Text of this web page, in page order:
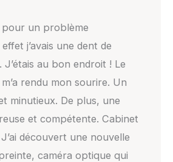
un problème
j’avais une dent de
J’étais au bon endroit ! Le
rendu mon sourire. Un
minutieux. De plus, une
et compétente. Cabinet
découvert une nouvelle
caméra optique qui